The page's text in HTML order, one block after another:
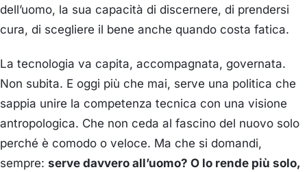
dell’uomo, la sua capacità di discernere, di prendersi
cura, di scegliere il bene anche quando costa fatica.
La tecnologia va capita, accompagnata, governata.
Non subita. E oggi più che mai, serve una politica che
sappia unire la competenza tecnica con una visione
antropologica. Che non ceda al fascino del nuovo solo
perché è comodo o veloce. Ma che si domandi,
sempre: serve davvero all’uomo? O lo rende più solo,